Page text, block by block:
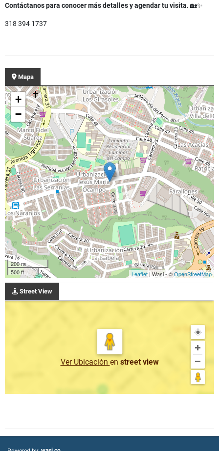
Contáctanos para conocer más detalles y agendar tu visita. 🏡✨
318 394 1737
Mapa
+
−
200 m
500 ft
Leaflet | Wasi - ©OpenStreetMap
Street View
Ver Ubicación en street view